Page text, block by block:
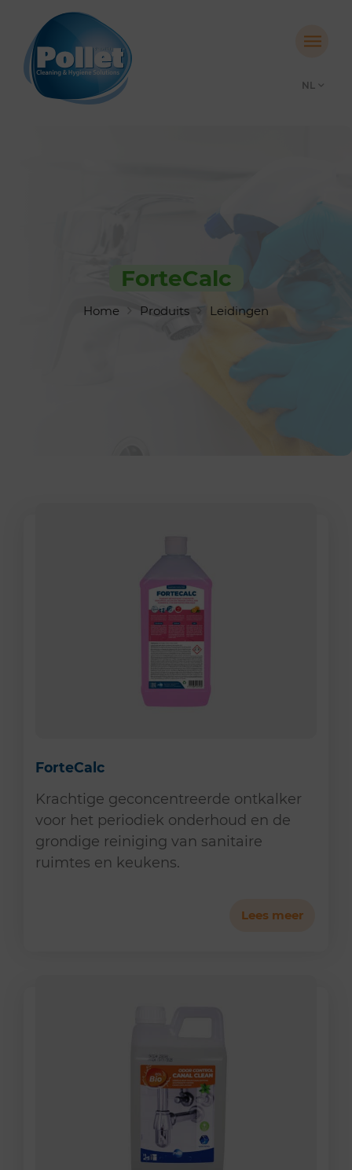
NL
ForteCalc
Home Produits Leidingen
ForteCalc
Krachtige geconcentreerde ontkalker
voor het periodiek onderhoud en de
grondige reiniging van sanitaire
ruimtes en keukens.
Lees meer